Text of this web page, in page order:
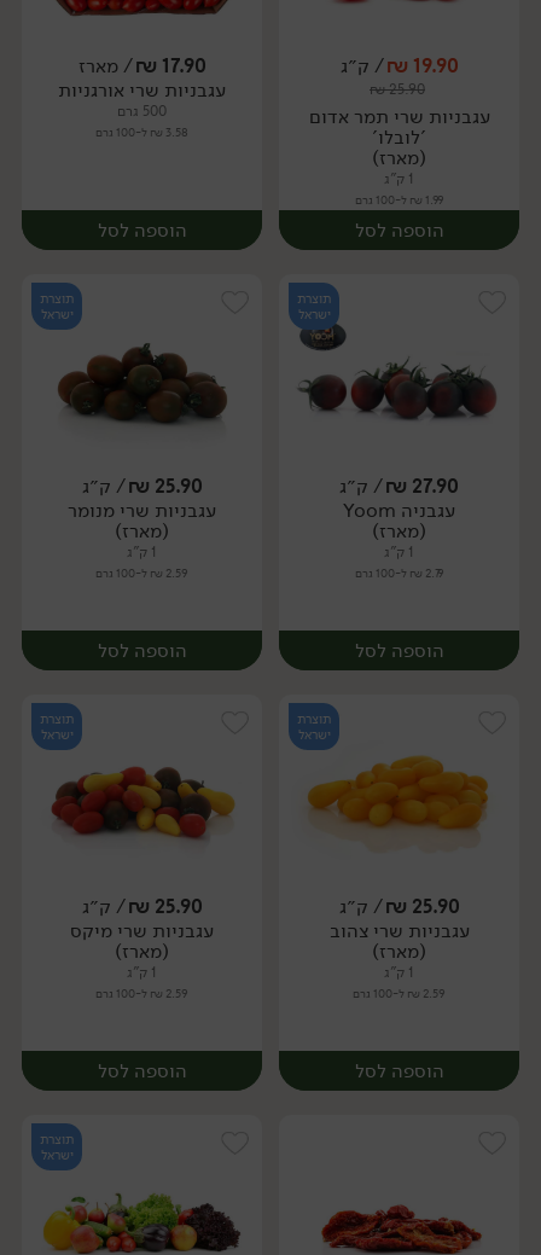
מארז יח׳
19.90
₪/ ק״ג
25.90
₪
עגבניות שרי תמר אדום
'לובלו'
(מארז)
1 ק"ג
1.99 ₪ ל-100 גרם
הוספה לסל
מארז
17.90
₪/ מארז
עגבניות שרי אורגניות
500 גרם
3.58 ₪ ל-100 גרם
הוספה לסל
מארז
תוצרת
ישראל
27.90
₪/ ק״ג
עגבניה Yoom
(מארז)
1 ק"ג
2.79 ₪ ל-100 גרם
הוספה לסל
מארז
תוצרת
ישראל
25.90
₪/ ק״ג
עגבניות שרי מנומר
(מארז)
1 ק"ג
2.59 ₪ ל-100 גרם
הוספה לסל
מארז
תוצרת
ישראל
25.90
₪/ ק״ג
עגבניות שרי צהוב
(מארז)
1 ק"ג
2.59 ₪ ל-100 גרם
הוספה לסל
תוצרת
ישראל
25.90
₪/ ק״ג
עגבניות שרי מיקס
(מארז)
1 ק"ג
2.59 ₪ ל-100 גרם
הוספה לסל
תוצרת
ישראל